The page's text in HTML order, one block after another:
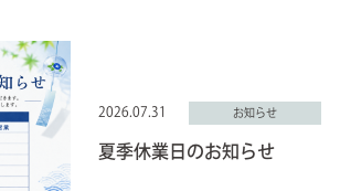
2026.07.31 お知らせ
夏季休業日のお知らせ